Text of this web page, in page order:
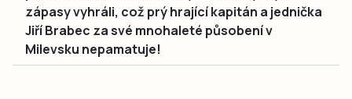
zápasy vyhráli, což prý hrající kapitán a jednička
Jiří Brabec za své mnohaleté působení v
Milevsku nepamatuje!